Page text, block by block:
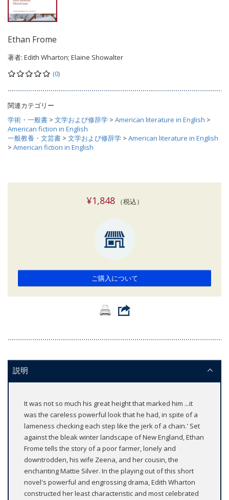
Ethan Frome
著者: Edith Wharton; Elaine Showalter
(0)
関連カテゴリー
学術・一般書 > 文学および修辞学 > American literature in English >
American fiction in English
一般教養・文芸書 > 文学および修辞学 > American literature in English
> American fiction in English
¥1,848（税込）
ご購入について
説明
It was not so much his great height that marked him ...it
was the careless powerful look that he had, in spite of a
lameness checking each step like the jerk of a chain.' Set
against the bleak winter landscape of New England, Ethan
Frome tells the story of a poor farmer, lonely and
downtrodden, his wife Zeena, and her cousin, the
enchanting Mattie Silver. In the playing out of this short
novel's powerful and engrossing drama, Edith Wharton
constructed her least characteristic and most celebrated